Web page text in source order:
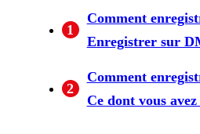
1
Comment
Enregistrer sur
2
Comment
Ce dont vous